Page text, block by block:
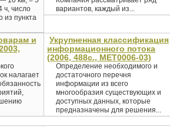
ч, число
из пункта
вариантов, каждый из...
и
налагает
Укрупненная классификация
информационного потока
(2006, 488с., MET0006-03)
Определение необходимого и
достаточного перечня
информации из всего
многообразия существующих и
доступных данных, которые
предназначены для решения...